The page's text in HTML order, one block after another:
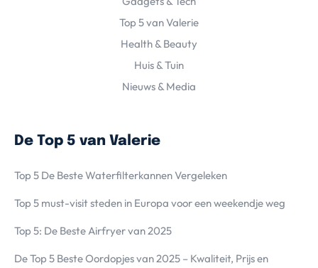
Top 5 van Valerie
Health & Beauty
Huis & Tuin
Nieuws & Media
De Top 5 van Valerie
Top 5 De Beste Waterfilterkannen Vergeleken
Top 5 must-visit steden in Europa voor een weekendje weg
Top 5: De Beste Airfryer van 2025
De Top 5 Beste Oordopjes van 2025 – Kwaliteit, Prijs en